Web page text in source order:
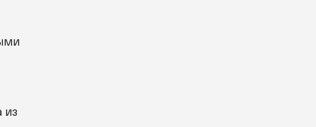
из